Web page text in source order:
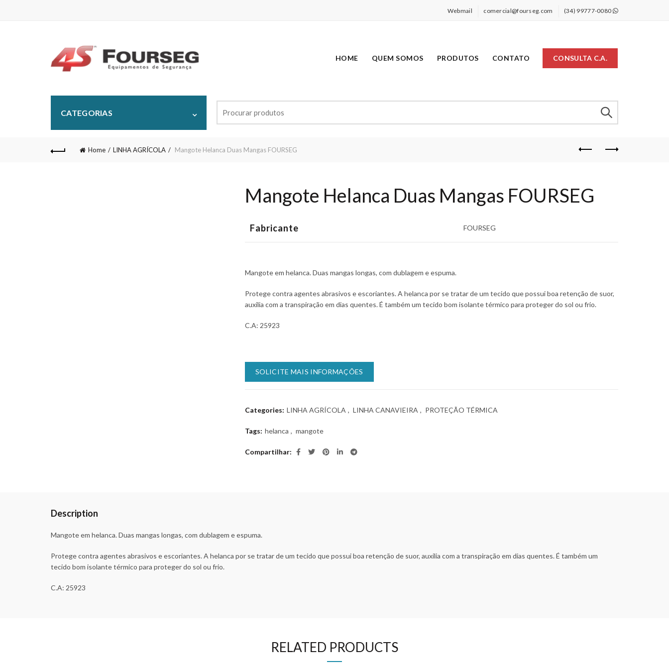
Webmail comercial@fourseg.com (34) 99777-0080
HOME QUEM SOMOS PRODUTOS CONTATO CONSULTA C.A.
CATEGORIAS
for:
Home LINHA AGRÍCOLA Mangote Helanca Duas Mangas FOURSEG
Mangote Helanca Duas Mangas FOURSEG
Fabricante FOURSEG
Mangote em helanca. Duas mangas longas, com dublagem e espuma.
Protege contra agentes abrasivos e escoriantes. A helanca por se tratar de um tecido que possui boa retenção de suor,
auxilia com a transpiração em dias quentes. É também um tecido bom isolante térmico para proteger do sol ou frio.
C.A: 25923
SOLICITE MAIS INFORMAÇÕES
Categories: LINHA AGRÍCOLA , LINHA CANAVIEIRA , PROTEÇÃO TÉRMICA
Tags: helanca , mangote
Compartilhar
Description
Mangote em helanca. Duas mangas longas, com dublagem e espuma.
Protege contra agentes abrasivos e escoriantes. A helanca por se tratar de um tecido que possui boa retenção de suor, auxilia com a transpiração em dias quentes. É também um
tecido bom isolante térmico para proteger do sol ou frio.
C.A: 25923
RELATED PRODUCTS